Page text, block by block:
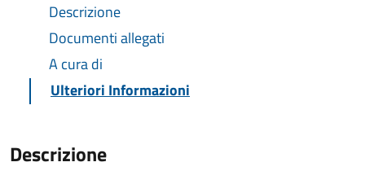
Descrizione
Documenti allegati
A cura di
Ulteriori Informazioni
Descrizione